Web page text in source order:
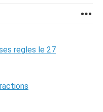
regles le 27